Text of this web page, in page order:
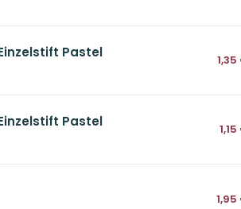
Einzelstift Pastel
1,35
Einzelstift Pastel
1,15
1,95